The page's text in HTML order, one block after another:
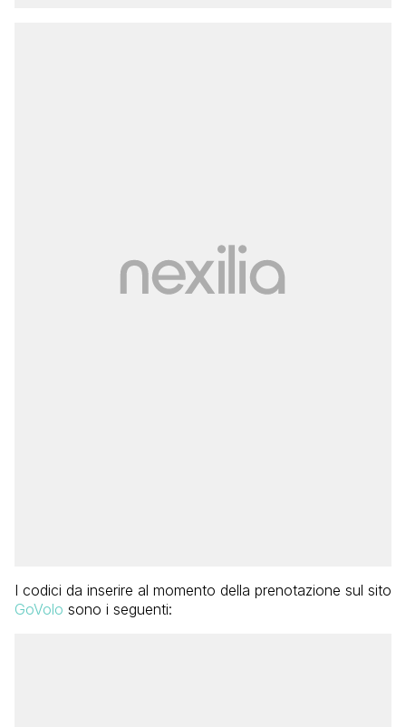
I codici da inserire al momento della prenotazione sul sito
GoVolo sono i seguenti: